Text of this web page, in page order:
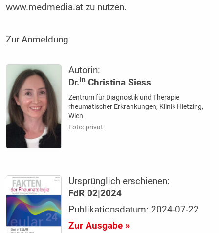
www.medmedia.at zu nutzen.
Zur Anmeldung
Autorin:
Dr.in Christina Siess
Zentrum für Diagnostik und Therapie
rheumatischer Erkrankungen, Klinik Hietzing,
Wien
Foto: privat
Ursprünglich erschienen:
FdR 02|2024
Publikationsdatum: 2024-07-22
Zur Ausgabe »